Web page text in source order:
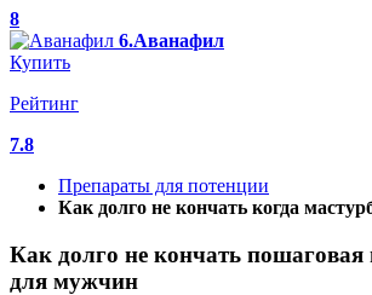
8
6.Аванафил
Купить
Рейтинг
7.8
Препараты для потенции
Как долго не кончать когда
Как долго не кончать пошаговая
для мужчин